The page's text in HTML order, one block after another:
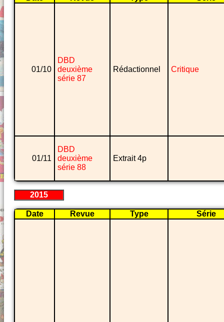
01/10
DBD
deuxième
série 87
Rédactionnel Critique
01/11
DBD
deuxième
série 88
Extrait 4p
2015
Date Revue Type Série